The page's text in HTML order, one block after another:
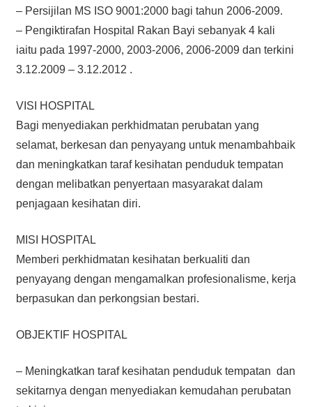
– Persijilan MS ISO 9001:2000 bagi tahun 2006-2009.
– Pengiktirafan Hospital Rakan Bayi sebanyak 4 kali
iaitu pada 1997-2000, 2003-2006, 2006-2009 dan terkini
3.12.2009 – 3.12.2012 .
VISI HOSPITAL
Bagi menyediakan perkhidmatan perubatan yang
selamat, berkesan dan penyayang untuk menambahbaik
dan meningkatkan taraf kesihatan penduduk tempatan
dengan melibatkan penyertaan masyarakat dalam
penjagaan kesihatan diri.
MISI HOSPITAL
Memberi perkhidmatan kesihatan berkualiti dan
penyayang dengan mengamalkan profesionalisme, kerja
berpasukan dan perkongsian bestari.
OBJEKTIF HOSPITAL
– Meningkatkan taraf kesihatan penduduk tempatan dan
sekitarnya dengan menyediakan kemudahan perubatan